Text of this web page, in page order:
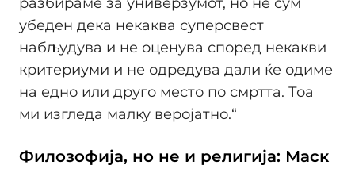
убеден дека некаква суперсвест
набљудува и не оценува според некакви
критериуми и не одредува дали ќе одиме
на едно или друго место по смртта. Тоа
ми изгледа малку веројатно.“
Филозофија, но не и религија: Маск